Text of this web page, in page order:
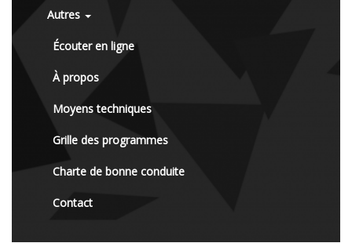
Autres
Écouter en ligne
À propos
Moyens techniques
Grille des programmes
Charte de bonne conduite
Contact